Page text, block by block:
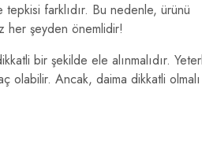
farklıdır. Bu nedenle, ürünü
her şeyden önemlidir!
bir şekilde ele alınmalıdır.
olabilir. Ancak, daima dikkatli olmalı